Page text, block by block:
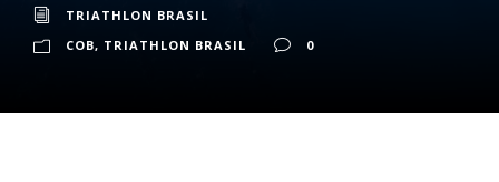
TRIATHLON BRASIL
COB, TRIATHLON BRASIL 0